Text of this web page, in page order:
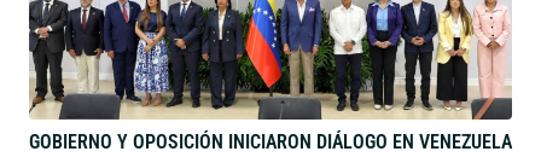
GOBIERNO Y OPOSICIÓN INICIARON DIÁLOGO EN VENEZUELA